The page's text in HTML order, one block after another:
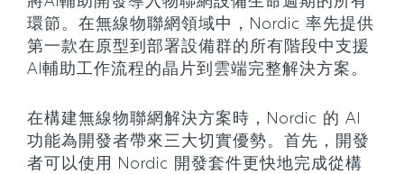
環節。在無線物聯網領域中，Nordic 率先提供
第一款在原型到部署設備群的所有階段中支援
AI輔助工作流程的晶片到雲端完整解決方案。
在構建無線物聯網解決方案時，Nordic 的 AI
功能為開發者帶來三大切實優勢。首先，開發
者可以使用 Nordic 開發套件更快地完成從構